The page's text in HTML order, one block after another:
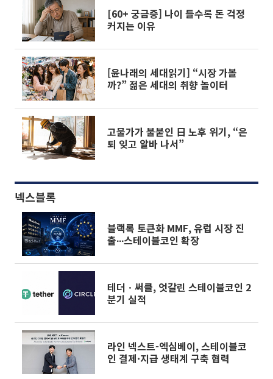
[60+ 궁금증] 나이 들수록 돈 걱정
커지는 이유
[윤나래의 세대읽기] “시장 가볼
까?” 젊은 세대의 취향 놀이터
고물가가 불붙인 日 노후 위기, “은
퇴 잊고 알바 나서”
넥스블록
블랙록 토큰화 MMF, 유럽 시장 진
출∙∙∙스테이블코인 확장
테더ㆍ써클, 엇갈린 스테이블코인 2
분기 실적
라인 넥스트-엑심베이, 스테이블코
인 결제·지급 생태계 구축 협력